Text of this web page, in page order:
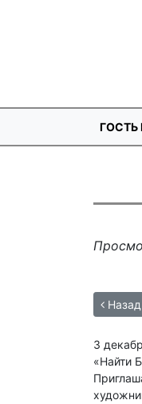
ГОСТЬ
Назад
3
«Найти